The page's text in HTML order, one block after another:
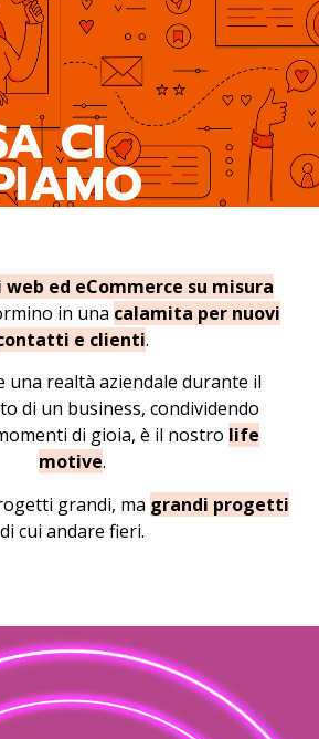
CI
ed eCommerce su misura
in una calamita per nuovi
e clienti.
una realtà aziendale durante il
di un business, condividendo
di gioia, è il nostro life
motive.
grandi, ma grandi progetti
di cui andare fieri.